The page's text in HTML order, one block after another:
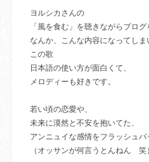
ヨルシカさんの
「風を食む」を聴きながらブログ
なんか、こんな内容になってし
この歌
日本語の使い方が面白くて、
メロディーも好きです。
若い頃の恋愛や、
未来に漠然と不安を抱いてた、
アンニュイな感情をフラッシュバ
（オッサンが何言うとんねん 笑